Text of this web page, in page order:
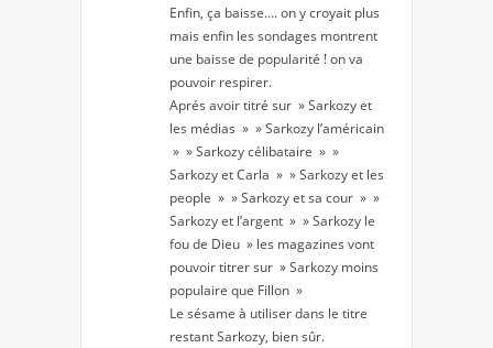
Enfin, ça baisse…. on y croyait plus
mais enfin les sondages montrent
une baisse de popularité ! on va
pouvoir respirer.
Aprés avoir titré sur » Sarkozy et
les médias » » Sarkozy l’américain
» » Sarkozy célibataire » »
Sarkozy et Carla » » Sarkozy et les
people » » Sarkozy et sa cour » »
Sarkozy et l’argent » » Sarkozy le
fou de Dieu » les magazines vont
pouvoir titrer sur » Sarkozy moins
populaire que Fillon »
Le sésame à utiliser dans le titre
restant Sarkozy, bien sûr.